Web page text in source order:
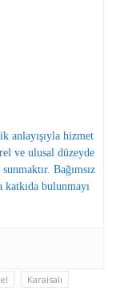
anlayışıyla hizmet
ve ulusal düzeyde
Bağımsız
bulunmayı
Karaisalı